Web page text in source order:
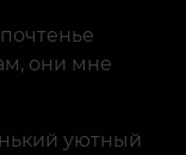
они мне
уютный